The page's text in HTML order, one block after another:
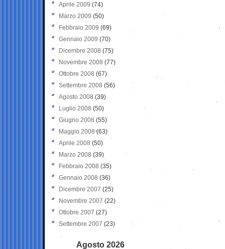
Aprile 2009 (74)
Marzo 2009 (50)
Febbraio 2009 (69)
Gennaio 2009 (70)
Dicembre 2008 (75)
Novembre 2008 (77)
Ottobre 2008 (67)
Settembre 2008 (56)
Agosto 2008 (39)
Luglio 2008 (50)
Giugno 2008 (55)
Maggio 2008(63)
Aprile 2008 (50)
Marzo 2008 (39)
Febbraio 2008 (35)
Gennaio 2008 (36)
Dicembre 2007 (25)
Novembre 2007 (22)
Ottobre 2007 (27)
Settembre 2007 (23)
Agosto 2026